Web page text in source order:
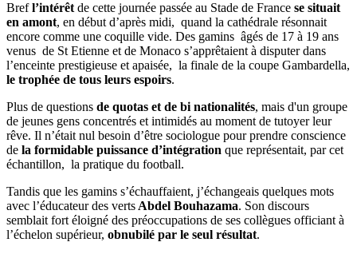
Brefl’intérêt de cette journée passée au Stade de France se situait
en amont, en début d’après midi, quand la cathédrale résonnait
encore comme une coquille vide. Des gamins âgés de 17 à 19 ans
venus de St Etienne et de Monaco s’apprêtaient à disputer dans
l’enceinte prestigieuse et apaisée, la finale de la coupe Gambardella,
le trophée de tous leurs espoirs.
Plus de questions de quotas et de bi nationalités, mais d'un groupe
de jeunes gens concentrés et intimidés au moment de tutoyer leur
rêve. Il n’était nul besoin d’être sociologue pour prendre conscience
de la formidable puissance d’intégration que représentait, par cet
échantillon, la pratique du football.
Tandis que les gamins s’échauffaient, j’échangeais quelques mots
avec l’éducateur des verts Abdel Bouhazama. Son discours
semblait fort éloigné des préoccupations de ses collègues officiant à
l’échelon supérieur, obnubilé par le seul résultat.